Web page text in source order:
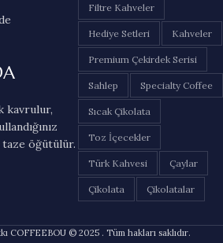
kavrulur,
taze öğütülür.
Filtre Kahveler
Hediye Setleri Kahveler
Premium Çekirdek Serisi
Sahlep Specialty Coffee
Sıcak Çikolata
Toz İçecekler
Türk Kahvesi Çaylar
Çikolata Çikolatalar
COFFEEBOU © 2025 . Tüm hakları saklıdır.